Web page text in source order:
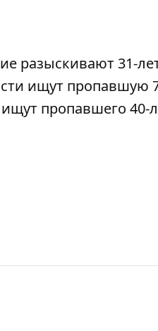
разыскивают 31-
ищут пропавшую
ищут пропавшего 40-